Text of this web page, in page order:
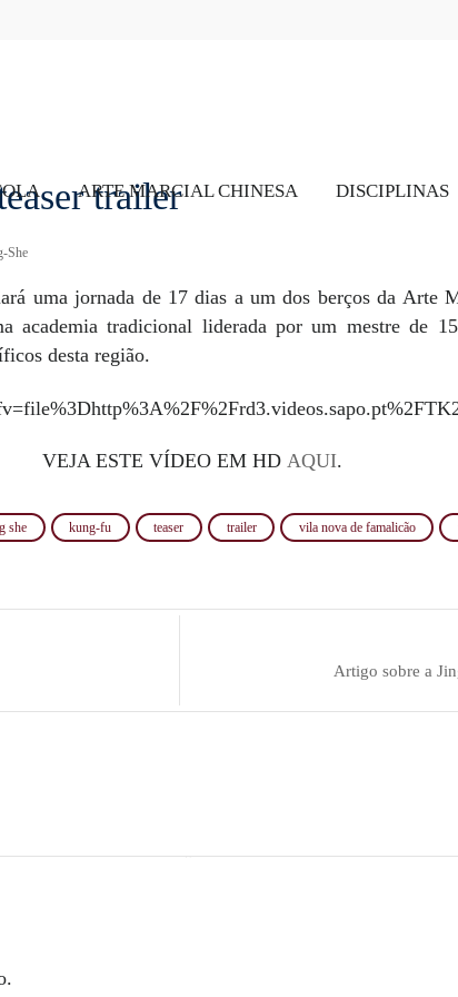
ARTE MARCIAL CHINESA DISCIPLINAS
trailer
She
uma jornada de 17 dias a um dos berços da Arte
tradicional liderada por um mestre de
desta região.
VEJA ESTE VÍDEO EM HD AQUI.
she kung-fu teaser trailer vila nova de famalicão
Artigo sobre a